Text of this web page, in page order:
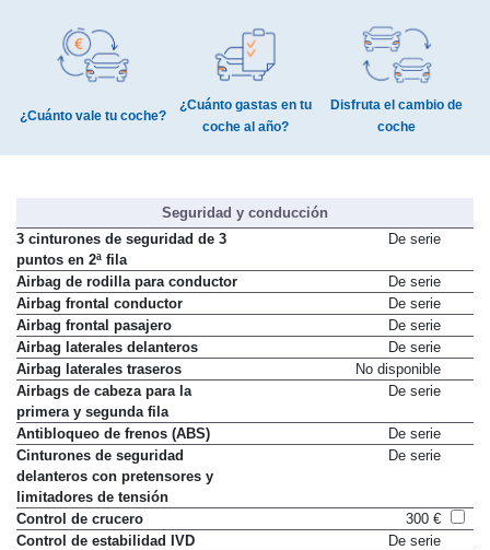
¿Cuánto vale tu coche?
¿Cuánto gastas en tu
coche al año?
Disfruta el cambio de
coche
Seguridad y conducción
3 cinturones de seguridad de 3
puntos en 2ª fila
De serie
Airbag de rodilla para conductor
De serie
Airbag frontal conductor
De serie
Airbag frontal pasajero
De serie
Airbag laterales delanteros
De serie
Airbag laterales traseros
No disponible
Airbags de cabeza para la
primera y segunda fila
De serie
Antibloqueo de frenos (ABS)
De serie
Cinturones de seguridad
delanteros con pretensores y
limitadores de tensión
De serie
Control de crucero
300 €
Control de estabilidad IVD
De serie